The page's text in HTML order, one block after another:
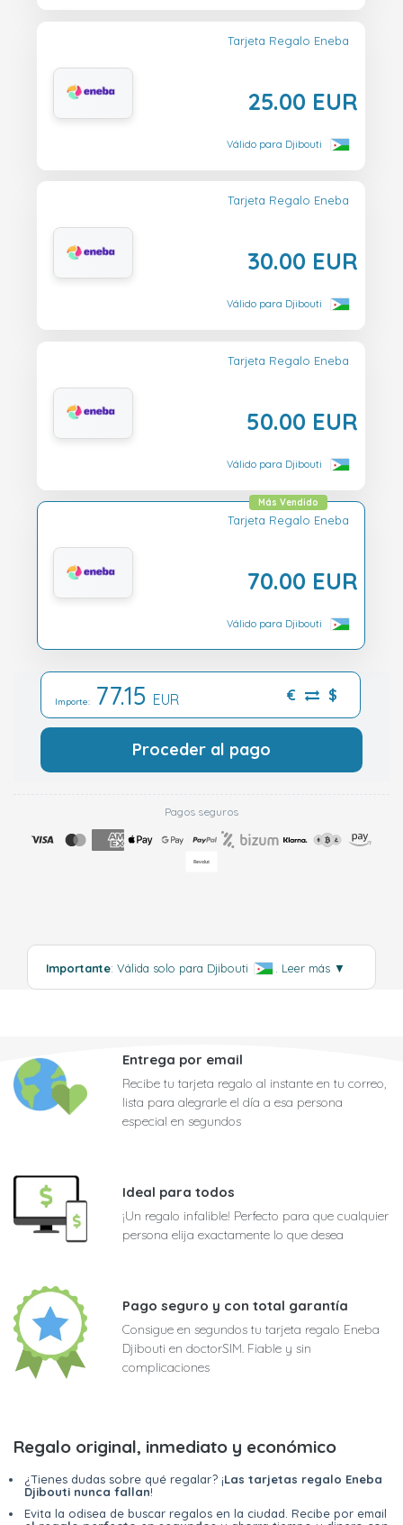
Tarjeta Regalo Eneba
25.00 EUR
Válido para Djibouti
Tarjeta Regalo Eneba
30.00 EUR
Válido para Djibouti
Tarjeta Regalo Eneba
50.00 EUR
Válido para Djibouti
Tarjeta Regalo Eneba
70.00 EUR
Más Vendido
Válido para Djibouti
Importe: 77.15 EUR € $
Proceder al pago
Pagos seguros
Importante: Válida solo para Djibouti Leer más ▼
Entrega por email
Recibe tu tarjeta regalo al instante en tu correo,
lista para alegrarle el día a esa persona
especial en segundos
Ideal para todos
¡Un regalo infalible! Perfecto para que cualquier
persona elija exactamente lo que desea
Pago seguro y con total garantía
Consigue en segundos tu tarjeta regalo Eneba
Djibouti en doctorSIM. Fiable y sin
complicaciones
Regalo original, inmediato y económico
¿Tienes dudas sobre qué regalar? ¡Las tarjetas regalo Eneba
Djibouti nunca fallan!
Evita la odisea de buscar regalos en la ciudad. Recibe por email